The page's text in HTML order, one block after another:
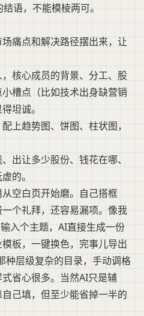
语，不能模棱两可。
痛点和解决路径摆出来，让
核心成员的背景、分工、股
槽点（比如技术出身缺营销
坦诚。
上趋势图、饼图、柱状图，
出让多少股份、钱花在哪、
的。
空白页开始磨。自己搭框
个礼拜，还容易漏项。像我
入个主题，AI直接生成一份
板，一键换色，完事儿导出
种层级复杂的目录，手动调格
省心很多。当然AI只是辅
己填，但至少能省掉一半的